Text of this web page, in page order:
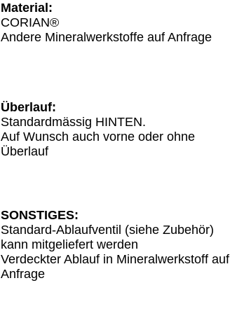
Material:
CORIAN®
Andere Mineralwerkstoffe auf Anfrage
Überlauf:
Standardmässig HINTEN.
Auf Wunsch auch vorne oder ohne
Überlauf
SONSTIGES:
Standard-Ablaufventil (siehe Zubehör)
kann mitgeliefert werden
Verdeckter Ablauf in Mineralwerkstoff auf
Anfrage